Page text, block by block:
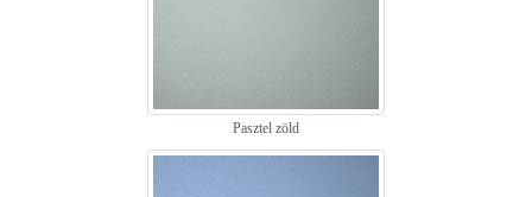
Pasztel zöld